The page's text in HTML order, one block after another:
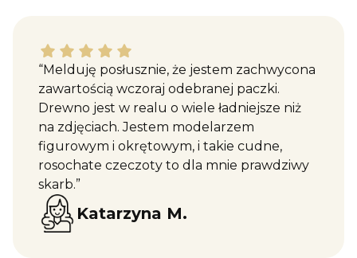
Katarzyna M. dał ocenę: 5
“Melduję posłusznie, że jestem zachwycona
zawartością wczoraj odebranej paczki.
Drewno jest w realu o wiele ładniejsze niż
na zdjęciach. Jestem modelarzem
figurowym i okrętowym, i takie cudne,
rosochate czeczoty to dla mnie prawdziwy
skarb.”
Katarzyna M.